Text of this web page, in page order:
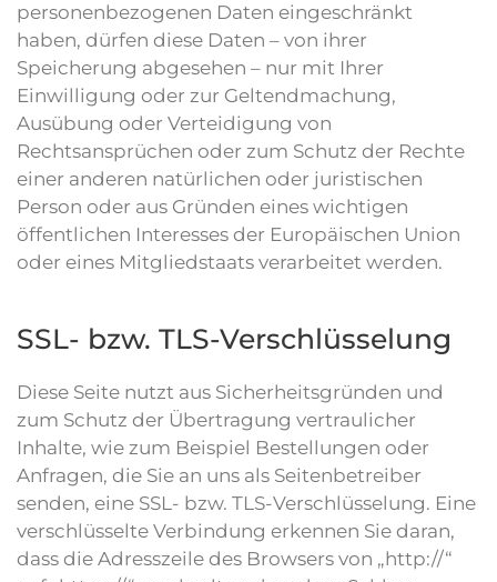
personenbezogenen Daten eingeschränkt
haben, dürfen diese Daten – von ihrer
Speicherung abgesehen – nur mit Ihrer
Einwilligung oder zur Geltendmachung,
Ausübung oder Verteidigung von
Rechtsansprüchen oder zum Schutz der Rechte
einer anderen natürlichen oder juristischen
Person oder aus Gründen eines wichtigen
öffentlichen Interesses der Europäischen Union
oder eines Mitgliedstaats verarbeitet werden.
SSL- bzw. TLS-Verschlüsselung
Diese Seite nutzt aus Sicherheitsgründen und
zum Schutz der Übertragung vertraulicher
Inhalte, wie zum Beispiel Bestellungen oder
Anfragen, die Sie an uns als Seitenbetreiber
senden, eine SSL- bzw. TLS-Verschlüsselung. Eine
verschlüsselte Verbindung erkennen Sie daran,
dass die Adresszeile des Browsers von „http://“